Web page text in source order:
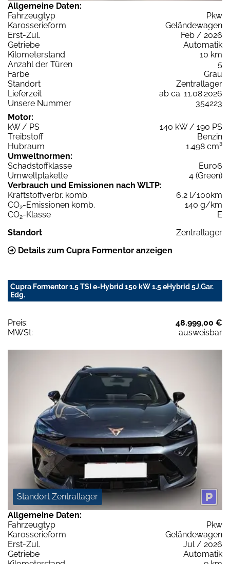
Allgemeine Daten:
Fahrzeugtyp
Pkw
Karosserieform
Geländewagen
Erst-Zul.
Feb / 2026
Getriebe
Automatik
Kilometerstand
10 km
Anzahl der Türen
5
Farbe
Grau
Standort
Zentrallager
Lieferzeit
ab ca. 11.08.2026
Unsere Nummer
354223
Motor:
kW / PS
140 kW / 190 PS
Treibstoff
Benzin
Hubraum
1.498 cm³
Umweltnormen:
Schadstoffklasse
Euro6
Umweltplakette
4 (Green)
Verbrauch und Emissionen nach WLTP:
Kraftstoffverbr. komb.
6,2 l/100km
CO2-Emissionen komb.
140 g/km
CO2-Klasse
E
Standort
Zentrallager
Details zum Cupra Formentor anzeigen
Cupra Formentor 1.5 TSI e-Hybrid 150 kW 1.5 eHybrid 5J.Gar.
Edg.
Preis:
48.999,00 €
MWSt:
ausweisbar
Standort Zentrallager
Allgemeine Daten:
Fahrzeugtyp
Pkw
Karosserieform
Geländewagen
Erst-Zul.
Jul / 2026
Getriebe
Automatik